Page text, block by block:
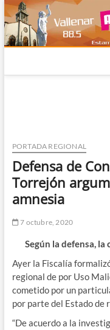
Saltar
al
contenido
PORTADA REGIONAL
Defensa de
Torrejón
amnesia
7 octubre, 2020
Según la defensa,
Ayer la Fiscalía
regional de por Uso
cometido por un
por parte del Estado de
“De acuerdo a la